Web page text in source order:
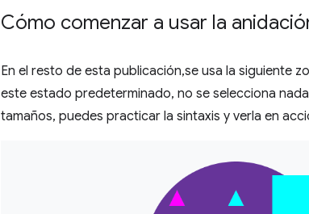
Cómo comenzar a usar la
En el resto de esta publicación,se usa la siguiente
este estado predeterminado, no se selecciona
tamaños, puedes practicar la sintaxis y verla en